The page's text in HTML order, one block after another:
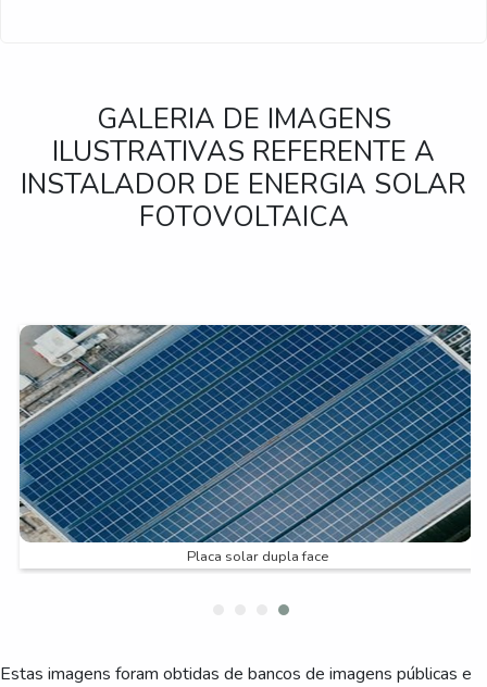
GALERIA DE IMAGENS
ILUSTRATIVAS REFERENTE A
INSTALADOR DE ENERGIA SOLAR
FOTOVOLTAICA
Placa solar dupla face
Estas imagens foram obtidas de bancos de imagens públicas e